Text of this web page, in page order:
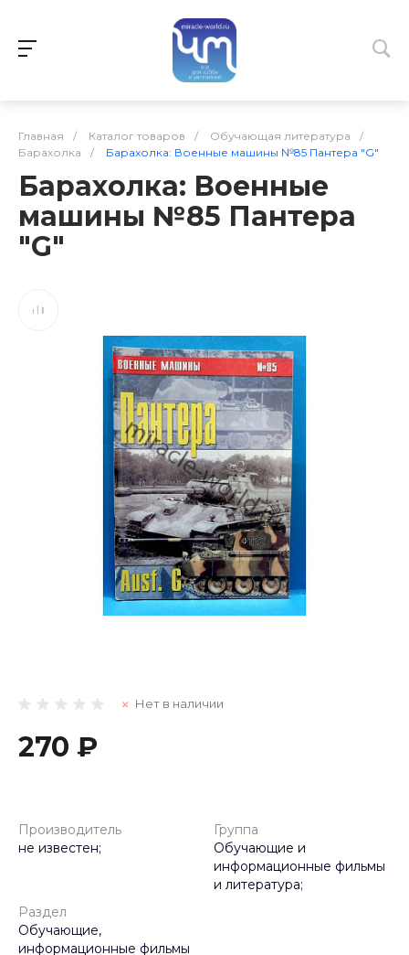
Главная / Каталог товаров / Обучающая литература
/
Барахолка
/ Барахолка: Военные машины №85 Пантера "G"
Барахолка: Военные
машины №85 Пантера
"G"
Нет в наличии
270 ₽
Производитель
не известен;
Группа
Обучающие и
информационные фильмы
и литература;
Раздел
Обучающие,
информационные фильмы